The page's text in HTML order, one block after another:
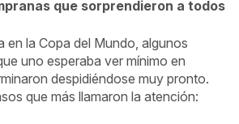
que sorprendieron a todos
en la Copa del Mundo, algunos
uno esperaba ver mínimo en
despidiéndose muy pronto.
que más llamaron la atención: